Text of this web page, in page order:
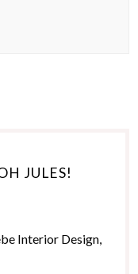
JULES!
Interior Design,